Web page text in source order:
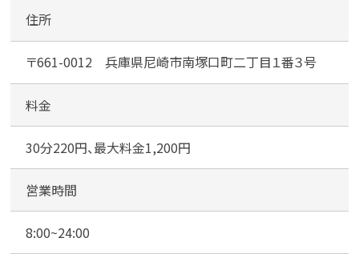
住所
〒661-0012 兵庫県尼崎市南塚口町二丁目１番３号
料金
30分220円、最大料金1,200円
営業時間
8:00~24:00